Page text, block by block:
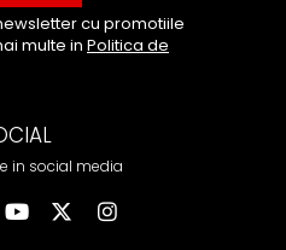
cu promotiile
multe in Politica de
in social media